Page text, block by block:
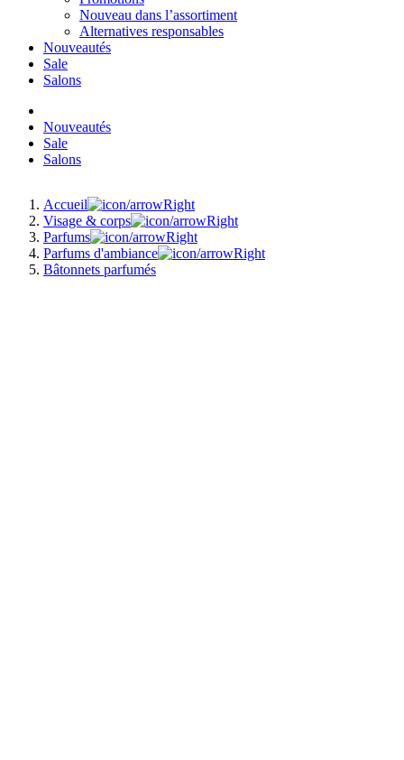
Nouveau dans l’assortiment
Alternatives responsables
Nouveautés
Sale
Salons
Nouveautés
Sale
Salons
Accueil
Visage & corps
Parfums
Parfums d'ambiance
Bâtonnets parfumés